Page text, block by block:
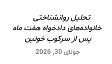
تحلیل روانشناختی
خانواده‌های دادخواه هفت ماه
پس از سرکوب خونین
جولای 30, 2026